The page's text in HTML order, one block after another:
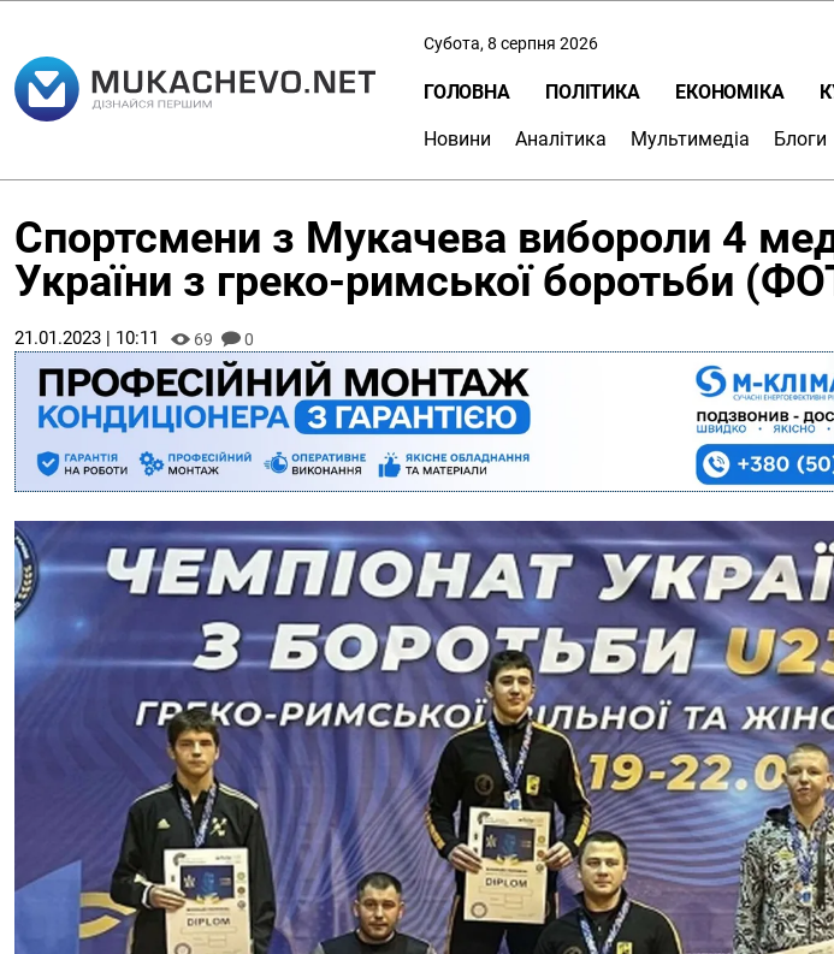
Субота, 8 серпня 2026
ГОЛОВНА ПОЛІТИКА ЕКОНОМІКА
Новини Аналітика Мультимедіа Блоги
Спортсмени з Мукачева вибороли 4
України з греко-римської боротьби
21.01.2023 | 10:11 69 0